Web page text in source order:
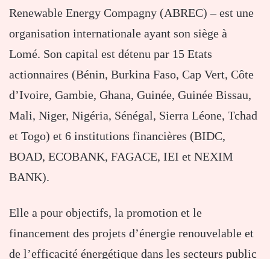
Renewable Energy Compagny (ABREC) – est une
organisation internationale ayant son siège à
Lomé. Son capital est détenu par 15 Etats
actionnaires (Bénin, Burkina Faso, Cap Vert, Côte
d’Ivoire, Gambie, Ghana, Guinée, Guinée Bissau,
Mali, Niger, Nigéria, Sénégal, Sierra Léone, Tchad
et Togo) et 6 institutions financières (BIDC,
BOAD, ECOBANK, FAGACE, IEI et NEXIM
BANK).
Elle a pour objectifs, la promotion et le
financement des projets d’énergie renouvelable et
de l’efficacité énergétique dans les secteurs public